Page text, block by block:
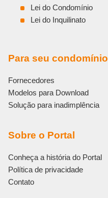
Lei do Condomínio
Lei do Inquilinato
Para seu condomínio
Fornecedores
Modelos para Download
Solução para inadimplência
Sobre o Portal
Conheça a história do Portal
Política de privacidade
Contato